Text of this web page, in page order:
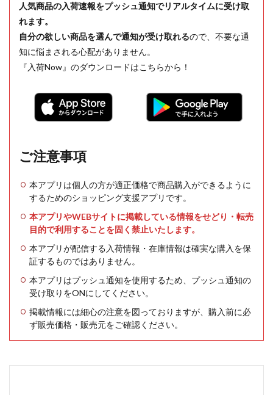
人気商品の入荷速報をプッシュ通知でリアルタイムに受け取
れます。
自分の欲しい商品を選んで通知が受け取れるので、不要な通
知に悩まされる心配がありません。
『入荷Now』のダウンロードはこちらから！
ご注意事項
本アプリは個人の方が適正価格で商品購入ができるように
するためのショッピング支援アプリです。
本アプリやWEBサイトに掲載している情報をせどり・転売
目的で利用することを固く禁止いたします。
本アプリが配信する入荷情報・在庫情報は確実な購入を保
証するものではありません。
本アプリはプッシュ通知を使用するため、プッシュ通知の
受け取りをONにしてください。
掲載情報には細心の注意を図っておりますが、購入前に必
ず販売価格・販売元をご確認ください。